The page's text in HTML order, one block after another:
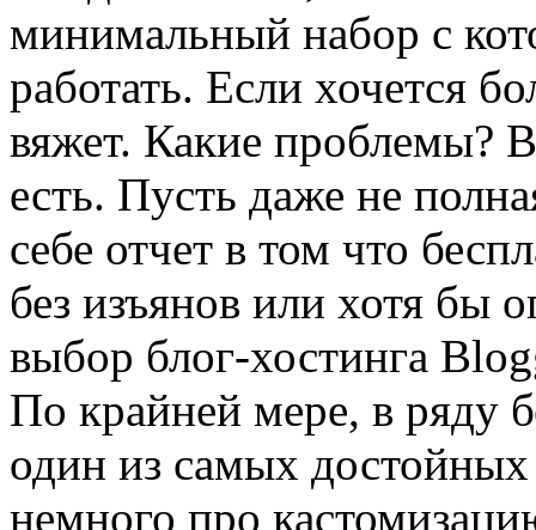
минимальный набор с
работать. Если хочется
вяжет. Какие проблемы?
есть. Пусть даже не
себе отчет в том что
без изъянов или хотя бы
выбор блог-хостинга
По крайней мере, в ряду
один из самых
немного про